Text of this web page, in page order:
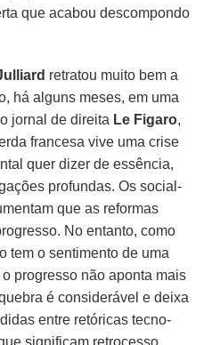
que acabou descompondo
retratou muito bem a
há alguns meses, em uma
jornal de direita Le Figaro,
francesa vive uma crise
quer dizer de essência,
profundas. Os social-
que as reformas
No entanto, como
tem o sentimento de uma
progresso não aponta mais
é considerável e deixa
entre retóricas tecno-
significam retrocesso.